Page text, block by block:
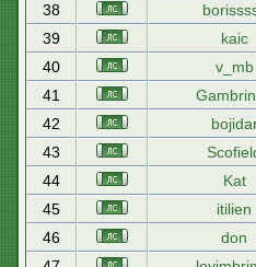
38
39
kaic
40
v_mb
41
42
43
44
Kat
45
itilien
46
don